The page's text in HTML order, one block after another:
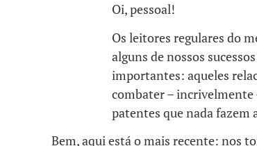
Oi, pessoal!
Os leitores regulares do
alguns de nossos
importantes: aqueles
combater – incrivelmente
patentes que nada fazem
Bem, aqui está o mais recente: nos